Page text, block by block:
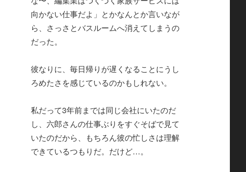
向かない仕事だよ」とかなんとか言いなが
ら、さっさとバスルームへ消えてしまうの
だった。
彼なりに、毎日帰りが遅くなることにうし
ろめたさを感じているのかもしれない。
私だって3年前までは同じ会社にいたのだ
し、六郎さんの仕事ぶりをすぐそばで見て
いたのだから、もちろん彼の忙しさは理解
できているつもりだ。だけど…。